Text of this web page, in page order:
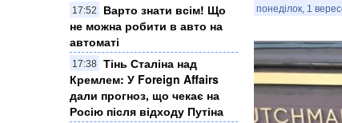
17:52
Варто знати всім! Що
не можна робити в авто на
автоматі
17:38 Тінь Сталіна над
Кремлем: У Foreign Affairs
дали прогноз, що чекає на
Росію після відходу Путіна
понеділок, 1